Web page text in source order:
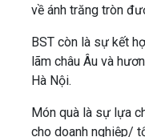
về ánh trăng tròn
BST còn là sự kết
lãm châu Âu và
Hà Nội.
Món quà là sự lựa
cho doanh nghiệp/